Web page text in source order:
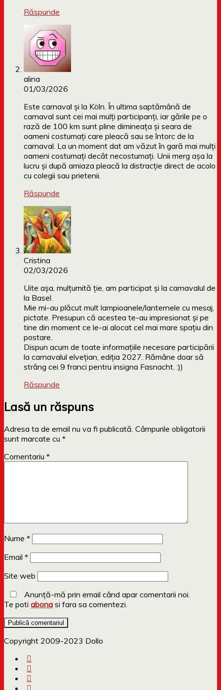
Răspunde
alina
01/03/2026
Este carnaval și la Köln. În ultima saptămână de
carnaval sunt cei mai mulți participanți, iar gările pe o
rază de 100 km sunt pline dimineața și seara de
oameni costumați care pleacă sau se întorc de la
carnaval. La un moment dat am văzut în gară mai mulți
oameni costumați decât necostumați. Unii merg așa la
lucru și după amiaza pleacă la distracție direct de acolo
cu colegii sau prietenii.
Răspunde
Cristina
02/03/2026
Uite așa, mulțumită ție, am participat și la carnavalul de
la Basel.
Mie mi-au plăcut mult lampioanele/lanternele cu mesaj,
pictate. Presupun că acestea te-au impresionat și pe
tine din moment ce le-ai alocat cel mai mare spațiu din
postare.
Dispun acum de toate informațiile necesare participării
la carnavalul elvețian, ediția 2027. Rămâne doar să
strâng cei 9 franci pentru insigna Fasnacht. :))
Răspunde
Lasă un răspuns
Adresa ta de email nu va fi publicată. Câmpurile obligatorii
sunt marcate cu *
Comentariu *
Nume *
Email *
Site web
Anunță-mă prin email când apar comentarii noi.
Te poti abona si fara sa comentezi.
Copyright 2009-2023 Dollo